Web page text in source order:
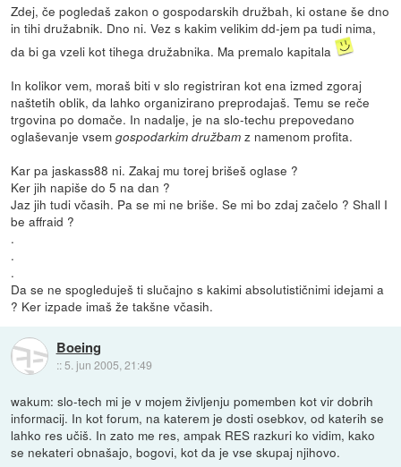
Zdej, če pogledaš zakon o gospodarskih družbah, ki ostane še dno
in tihi družabnik. Dno ni. Vez s kakim velikim dd-jem pa tudi nima,
da bi ga vzeli kot tihega družabnika. Ma premalo kapitala
In kolikor vem, moraš biti v slo registriran kot ena izmed zgoraj
naštetih oblik, da lahko organizirano preprodajaš. Temu se reče
trgovina po domače. In nadalje, je na slo-techu prepovedano
oglaševanje vsemgospodarkim družbam z namenom profita.
Kar pa jaskass88 ni. Zakaj mu torej brišeš oglase ?
Ker jih napiše do 5 na dan ?
Jaz jih tudi včasih. Pa se mi ne briše. Se mi bo zdaj začelo ? Shall I
be affraid ?
.
.
.
Da se ne spogleduješ ti slučajno s kakimi absolutističnimi idejami a
? Ker izpade imaš že takšne včasih.
Boeing
:: 5. jun 2005, 21:49
wakum: slo-tech mi je v mojem življenju pomemben kot vir dobrih
informacij. In kot forum, na katerem je dosti osebkov, od katerih se
lahko res učiš. In zato me res, ampak RES razkuri ko vidim, kako
se nekateri obnašajo, bogovi, kot da je vse skupaj njihovo.